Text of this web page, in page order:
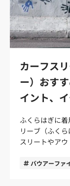
わばり、走り
す。しかし、
防し、動ける
温まったらア
整が可能です。 また、アームカバーは、意外にも寒さだけ
ではなく暑さ
し、腕の表面温度
ロンを趣味と
のマラソンシー
プレッション機能で
だけではなく
えます。腕振
ランニングフォーム
ン（加圧）機
振りのブレを
カーフス
ー）おす
イント、
ふくらはぎに
リーブ（ふく
スリートやア
も多いのではないでしょう
バウアーファ